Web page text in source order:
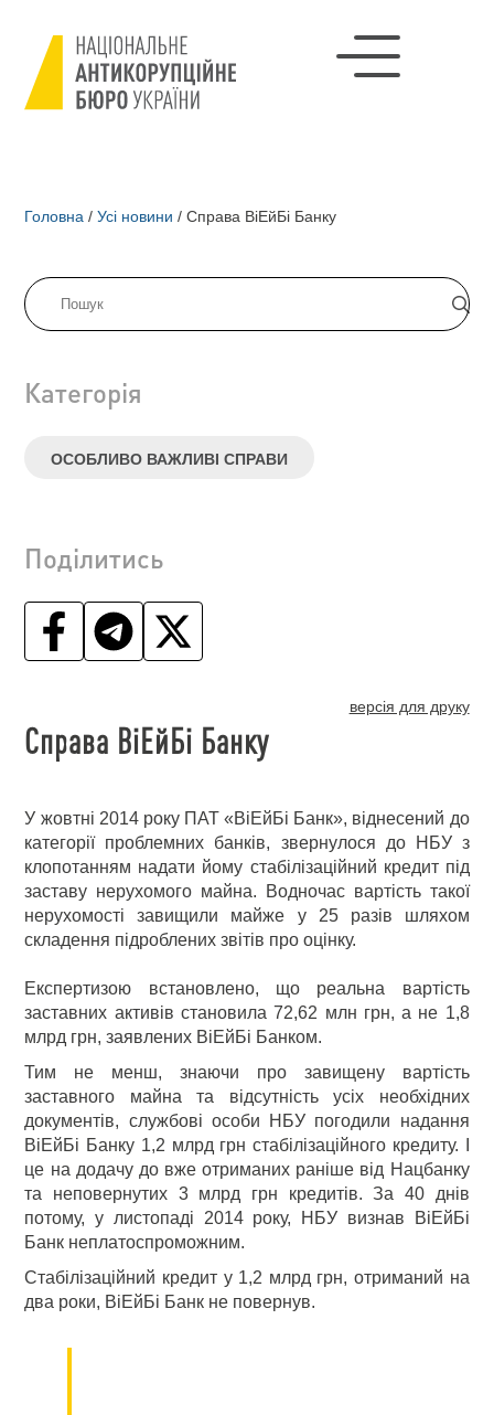
Головна / Усі новини / Справа ВіЕйБі Банку
Категорія
ОСОБЛИВО ВАЖЛИВІ СПРАВИ
Поділитись
версія для друку
Справа ВіЕйБі Банку
У жовтні 2014 року ПАТ «ВіЕйБі Банк», віднесений до
категорії проблемних банків, звернулося до НБУ з
клопотанням надати йому стабілізаційний кредит під
заставу нерухомого майна. Водночас вартість такої
нерухомості завищили майже у 25 разів шляхом
складення підроблених звітів про оцінку.
Експертизою встановлено, що реальна вартість
заставних активів становила 72,62 млн грн, а не 1,8
млрд грн, заявлених ВіЕйБі Банком.
Тим не менш, знаючи про завищену вартість
заставного майна та відсутність усіх необхідних
документів, службові особи НБУ погодили надання
ВіЕйБі Банку 1,2 млрд грн стабілізаційного кредиту. І
це на додачу до вже отриманих раніше від Нацбанку
та неповернутих 3 млрд грн кредитів. За 40 днів
потому, у листопаді 2014 року, НБУ визнав ВіЕйБі
Банк неплатоспроможним.
Стабілізаційний кредит у 1,2 млрд грн, отриманий на
два роки, ВіЕйБі Банк не повернув.